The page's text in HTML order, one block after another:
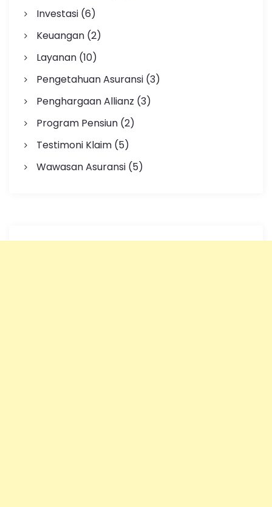
Investasi(6)
Keuangan(2)
Layanan(10)
Pengetahuan Asuransi(3)
Penghargaan Allianz (3)
Program Pensiun(2)
Testimoni Klaim(5)
Wawasan Asuransi(5)